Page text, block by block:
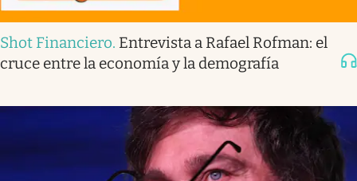
Shot Financiero. Entrevista a Rafael Rofman: el
cruce entre la economía y la demografía